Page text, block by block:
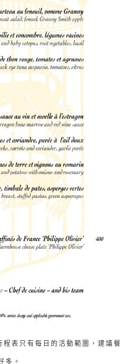
表只有每日的活動範圍，建議餐
多。